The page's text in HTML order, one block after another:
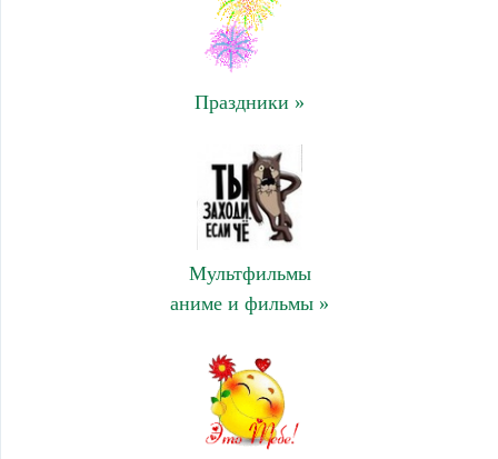
Праздники »
Мультфильмы
аниме и фильмы »